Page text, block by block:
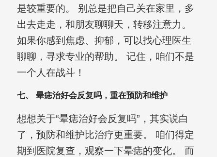
是较重要的。 别总是把自己关在家里，多
出去走走，和朋友聊聊天，转移注意力。
如果你感到焦虑、抑郁，可以找心理医生
聊聊，寻求专业的帮助。 记住，咱们不是
一个人在战斗！
七、 晕痣治好会反复吗，重在预防和维护
想想关于“晕痣治好会反复吗”，其实说白
了，预防和维护比治疗更重要。 咱们得定
期到医院复查，观察一下晕痣的变化。 而